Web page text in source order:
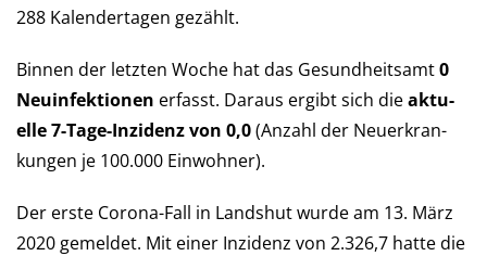
288 Kalender­tagen gezählt.
Binnen der letzten Woche hat das Ge­sund­heits­amt0
Neu­in­fek­tio­nen er­fasst. Daraus er­gibt sich dieaktu­
elle 7-Tage-Inzi­denz von 0,0(An­zahl der Neu­er­kran­
kun­gen je 100.000 Ein­wohner).
Der erste Corona-Fall in Landshut wurde am 13. März
2020 ge­mel­det. Mit einer Inzi­denz von 2.326,7 hatte die